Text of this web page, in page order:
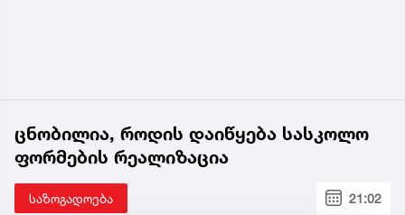
ცნობილია, როდის დაიწყება სასკოლო
ფორმების რეალიზაცია
საზოგადოება 21:02